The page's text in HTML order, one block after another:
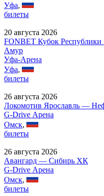
Уфа,
билеты
20 августа 2026
FONBET Кубок
Амур
Уфа-Арена
Уфа,
билеты
26 августа 2026
Локомотив Ярославль —
G-Drive Арена
Омск,
билеты
26 августа 2026
Авангард — Сибирь ХК
G-Drive Арена
Омск,
билеты